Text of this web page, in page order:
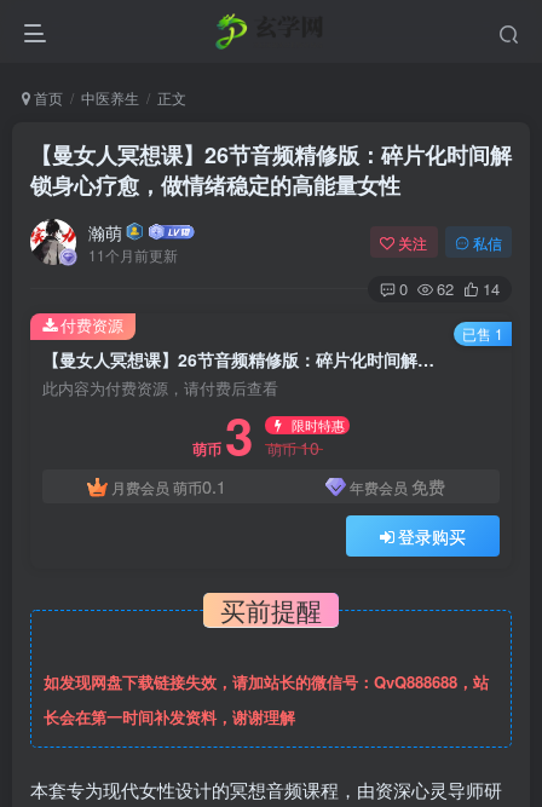
首页 中医养生 正文
【曼女人冥想课】26节音频精修版：碎片化时间解
锁身心疗愈，做情绪稳定的高能量女性
瀚萌
11个月前更新
关注 私信
0 62 14
【曼女人冥想课】26节音频精修版：碎片化时间解锁身心疗愈，做情绪稳定的高能量女性
此内容为付费资源，请付费后查看
萌币 3 限时特惠
萌币10
月费会员 萌币0.1 年费会员 免费
登录购买
付费资源 已售 1
买前提醒
如发现网盘下载链接失效，请加站长的微信号：QvQ888688，站
长会在第一时间补发资料，谢谢理解
本套专为现代女性设计的冥想音频课程，由资深心灵导师研